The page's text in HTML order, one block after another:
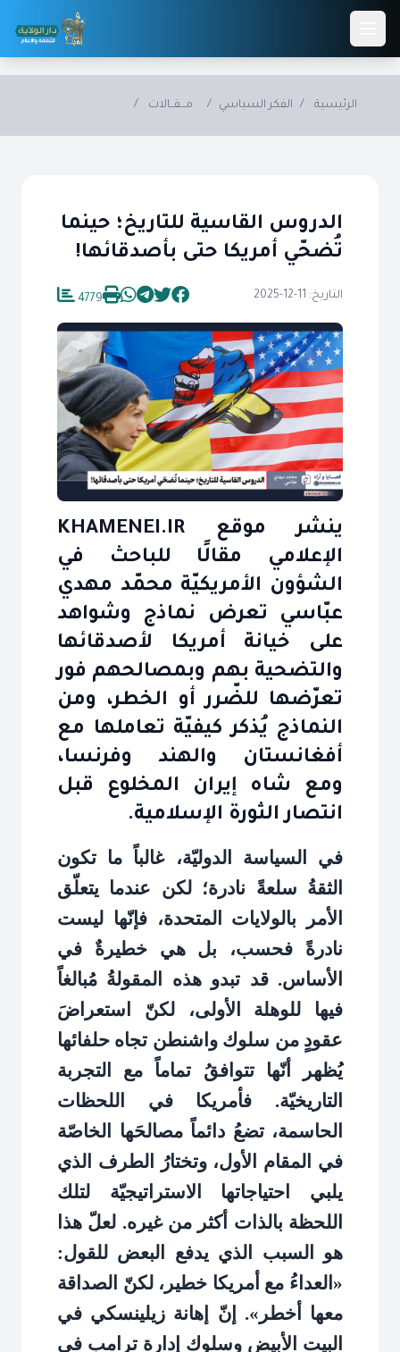
Skip to main content
الرئيسية / الفكر السياسي / مـــقــالات /
الدروس القاسية للتاريخ؛ حينما
تُضحّي أمريكا حتى بأصدقائها!
التاريخ: 11-12-2025 4779
ينشر موقع KHAMENEI.IR
الإعلامي مقالًا للباحث في
الشؤون الأمريكيّة محمّد مهدي
عبّاسي تعرض نماذج وشواهد
على خيانة أمريكا لأصدقائها
والتضحية بهم وبمصالحهم فور
تعرّضها للضّرر أو الخطر، ومن
النماذج يُذكر كيفيّة تعاملها مع
أفغانستان والهند وفرنسا،
ومع شاه إيران المخلوع قبل
انتصار الثورة الإسلامية.
في السياسة الدوليّة، غالباً ما تكون
الثقةُ سلعةً نادرة؛ لكن عندما يتعلّق
الأمر بالولايات المتحدة، فإنّها ليست
نادرةً فحسب، بل هي خطيرةٌ في
الأساس. قد تبدو هذه المقولةُ مُبالغاً
فيها للوهلة الأولى، لكنّ استعراضَ
عقودٍ من سلوك واشنطن تجاه حلفائها
يُظهر أنّها تتوافقُ تماماً مع التجربة
التاريخيّة. فأمريكا في اللحظات
الحاسمة، تضعُ دائماً مصالحَها الخاصّة
في المقام الأول، وتختارُ الطرف الذي
يلبي احتياجاتها الاستراتيجيّة لتلك
اللحظة بالذات أكثر من غيره. لعلّ هذا
هو السبب الذي يدفع البعض للقول:
«العداءُ مع أمريكا خطير، لكنّ الصداقة
معها أخطر». إنّ إهانة زيلينسكي في
البيت الأبيض وسلوك إدارة ترامب في